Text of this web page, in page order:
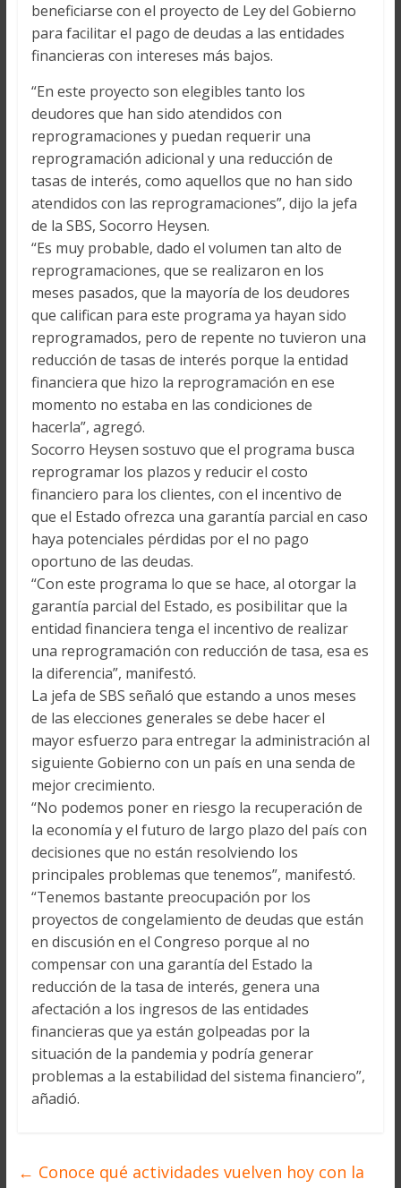
beneficiarse con el proyecto de Ley del Gobierno
para facilitar el pago de deudas a las entidades
financieras con intereses más bajos.
“En este proyecto son elegibles tanto los
deudores que han sido atendidos con
reprogramaciones y puedan requerir una
reprogramación adicional y una reducción de
tasas de interés, como aquellos que no han sido
atendidos con las reprogramaciones”, dijo la jefa
de la SBS, Socorro Heysen.
“Es muy probable, dado el volumen tan alto de
reprogramaciones, que se realizaron en los
meses pasados, que la mayoría de los deudores
que califican para este programa ya hayan sido
reprogramados, pero de repente no tuvieron una
reducción de tasas de interés porque la entidad
financiera que hizo la reprogramación en ese
momento no estaba en las condiciones de
hacerla”, agregó.
Socorro Heysen sostuvo que el programa busca
reprogramar los plazos y reducir el costo
financiero para los clientes, con el incentivo de
que el Estado ofrezca una garantía parcial en caso
haya potenciales pérdidas por el no pago
oportuno de las deudas.
“Con este programa lo que se hace, al otorgar la
garantía parcial del Estado, es posibilitar que la
entidad financiera tenga el incentivo de realizar
una reprogramación con reducción de tasa, esa es
la diferencia”, manifestó.
La jefa de SBS señaló que estando a unos meses
de las elecciones generales se debe hacer el
mayor esfuerzo para entregar la administración al
siguiente Gobierno con un país en una senda de
mejor crecimiento.
“No podemos poner en riesgo la recuperación de
la economía y el futuro de largo plazo del país con
decisiones que no están resolviendo los
principales problemas que tenemos”, manifestó.
“Tenemos bastante preocupación por los
proyectos de congelamiento de deudas que están
en discusión en el Congreso porque al no
compensar con una garantía del Estado la
reducción de la tasa de interés, genera una
afectación a los ingresos de las entidades
financieras que ya están golpeadas por la
situación de la pandemia y podría generar
problemas a la estabilidad del sistema financiero”,
añadió.
← Conoce qué actividades vuelven hoy con la